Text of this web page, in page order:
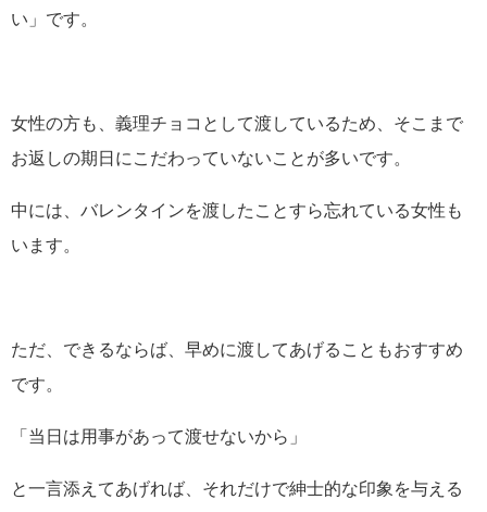
い」です。
女性の方も、義理チョコとして渡しているため、そこまで
お返しの期日にこだわっていないことが多いです。
中には、バレンタインを渡したことすら忘れている女性も
います。
ただ、できるならば、早めに渡してあげることもおすすめ
です。
「当日は用事があって渡せないから」
と一言添えてあげれば、それだけで紳士的な印象を与える